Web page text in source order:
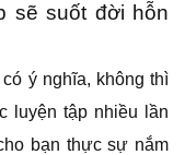
sẽ suốt đời hỗn
ý nghĩa, không thì
luyện tập nhiều lần
bạn thực sự nắm